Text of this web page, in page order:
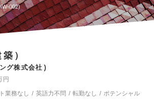
002
）
グ株式会社
円
業務なし 英語力不問 転勤なし
ポテンシャル